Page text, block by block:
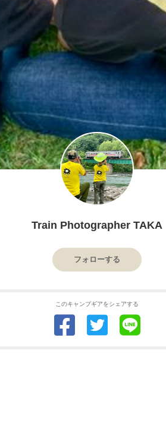
Train Photographer TAKA
フォローする
このキャンプギアをシェアする